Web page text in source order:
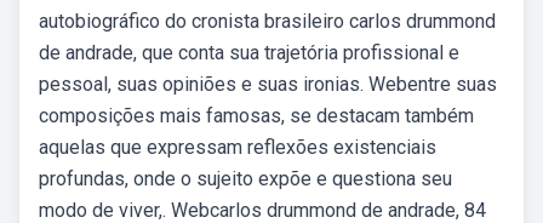
autobiográfico do cronista brasileiro carlos drummond
de andrade, que conta sua trajetória profissional e
pessoal, suas opiniões e suas ironias. Webentre suas
composições mais famosas, se destacam também
aquelas que expressam reflexões existenciais
profundas, onde o sujeito expõe e questiona seu
modo de viver,. Webcarlos drummond de andrade, 84